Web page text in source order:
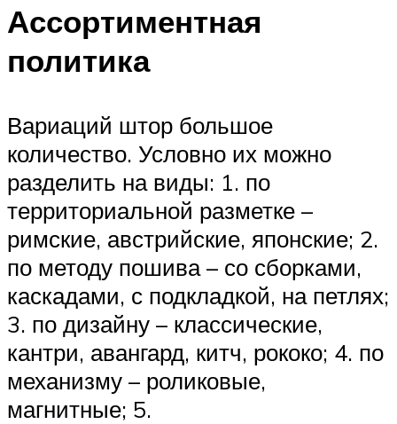
Ассортиментная
политика
Вариаций штор большое
количество. Условно их можно
разделить на виды: 1. по
территориальной разметке –
римские, австрийские, японские; 2.
по методу пошива – со сборками,
каскадами, с подкладкой, на петлях;
3. по дизайну – классические,
кантри, авангард, китч, рококо; 4. по
механизму – роликовые,
магнитные; 5.